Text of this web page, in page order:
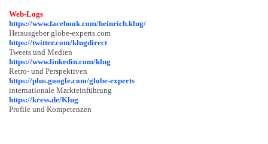
Web-Logs
https://www.facebook.com/heinrich.klug/
Herausgeber globe-experts.com
https://twitter.com/klugdirect
Tweets und Medien
https://www.linkedin.com/klug
Retro- und Perspektiven
https://plus.google.com/globe-experts
internationale Markteinführung
https://kress.de/Klug
Profile und Kompetenzen